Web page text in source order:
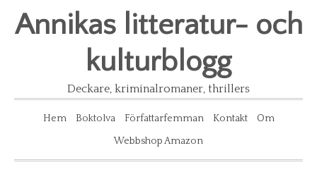
Annikas litteratur- och
kulturblogg
Deckare, kriminalromaner, thrillers
Hem Boktolva Författarfemman Kontakt
Om
Webbshop Amazon